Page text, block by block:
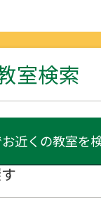
室検索
お近くの教室を